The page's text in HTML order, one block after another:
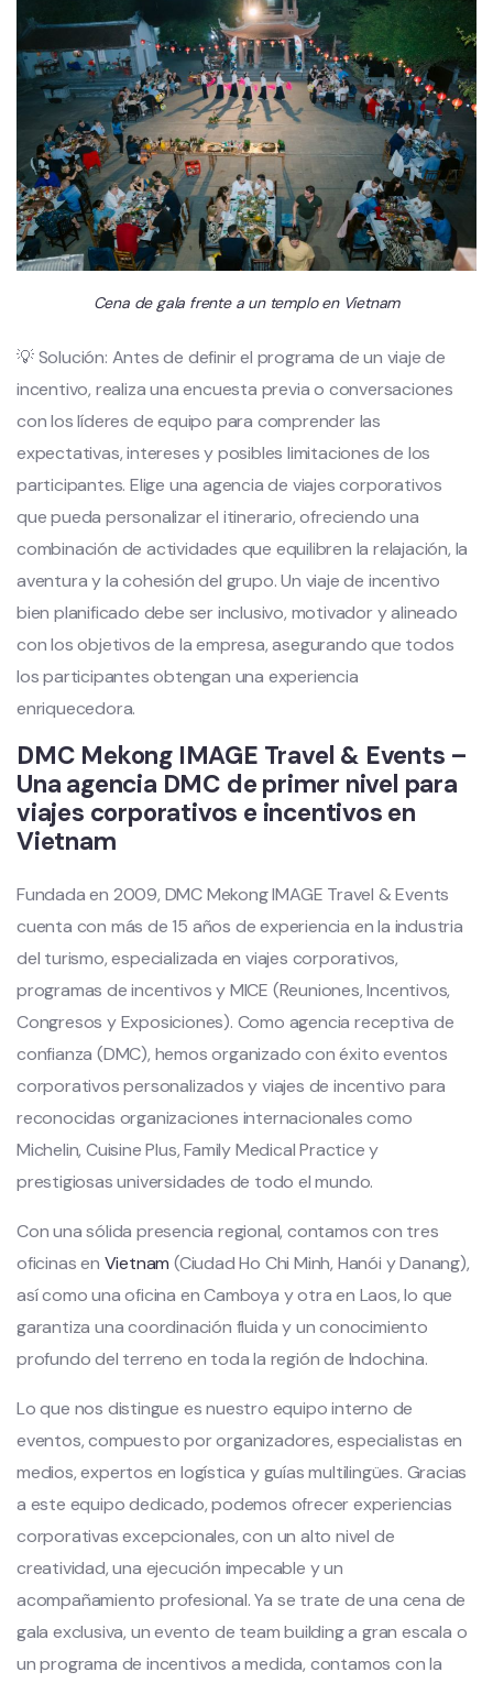
Cena de gala frente a un templo en Vietnam
💡 Solución: Antes de definir el programa de un viaje de
incentivo, realiza una encuesta previa o conversaciones
con los líderes de equipo para comprender las
expectativas, intereses y posibles limitaciones de los
participantes. Elige una agencia de viajes corporativos
que pueda personalizar el itinerario, ofreciendo una
combinación de actividades que equilibren la relajación, la
aventura y la cohesión del grupo. Un viaje de incentivo
bien planificado debe ser inclusivo, motivador y alineado
con los objetivos de la empresa, asegurando que todos
los participantes obtengan una experiencia
enriquecedora.
DMC Mekong IMAGE Travel & Events –
Una agencia DMC de primer nivel para
viajes corporativos e incentivos en
Vietnam
Fundada en 2009, DMC Mekong IMAGE Travel & Events
cuenta con más de 15 años de experiencia en la industria
del turismo, especializada en viajes corporativos,
programas de incentivos y MICE (Reuniones, Incentivos,
Congresos y Exposiciones). Como agencia receptiva de
confianza (DMC), hemos organizado con éxito eventos
corporativos personalizados y viajes de incentivo para
reconocidas organizaciones internacionales como
Michelin, Cuisine Plus, Family Medical Practice y
prestigiosas universidades de todo el mundo.
Con una sólida presencia regional, contamos con tres
oficinas en Vietnam (Ciudad Ho Chi Minh, Hanói y Danang),
así como una oficina en Camboya y otra en Laos, lo que
garantiza una coordinación fluida y un conocimiento
profundo del terreno en toda la región de Indochina.
Lo que nos distingue es nuestro equipo interno de
eventos, compuesto por organizadores, especialistas en
medios, expertos en logística y guías multilingües. Gracias
a este equipo dedicado, podemos ofrecer experiencias
corporativas excepcionales, con un alto nivel de
creatividad, una ejecución impecable y un
acompañamiento profesional. Ya se trate de una cena de
gala exclusiva, un evento de team building a gran escala o
un programa de incentivos a medida, contamos con la